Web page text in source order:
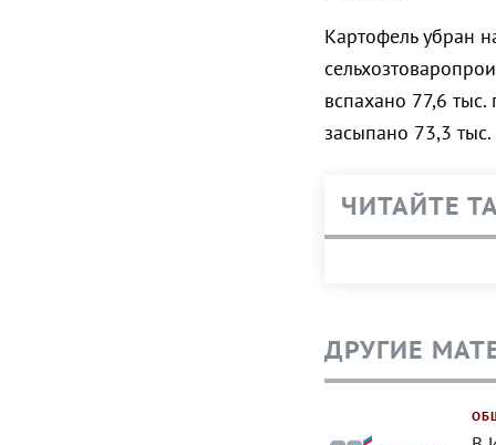
Картофель убран
вспахано 77,6 тыс.
засыпано 73,3
ЧИТАЙТЕ
ДРУГИЕ